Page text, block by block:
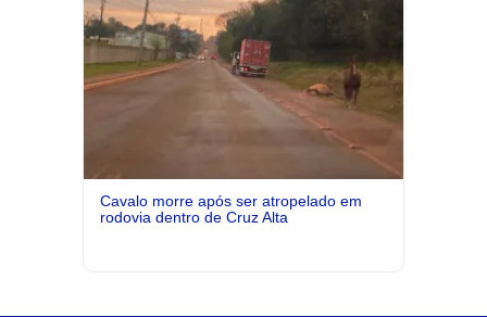
Cavalo morre após ser atropelado em
rodovia dentro de Cruz Alta